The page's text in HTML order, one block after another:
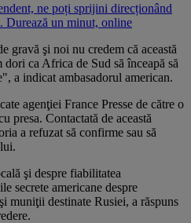
ne poți sprijini direcționând
Durează un minut, online
gravă şi noi nu credem că această
ca Africa de Sud să înceapă să
a indicat ambasadorul american.
agenţiei France Presse de către o
presa. Contactată de această
a refuzat să confirme sau să
şi despre fiabilitatea
secrete americane despre
muniţii destinate Rusiei, a răspuns